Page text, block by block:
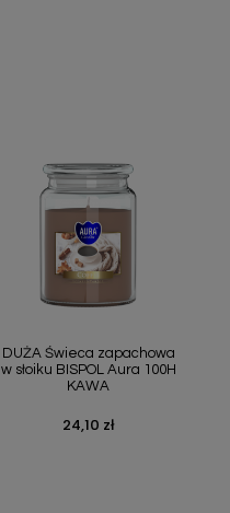
DUŻA Świeca zapachowa
w słoiku BISPOL Aura 100H
KAWA
Cena
24,10 zł